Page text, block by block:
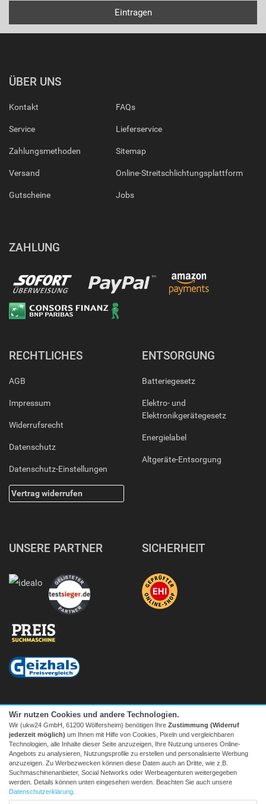
ÜBER UNS
Kontakt
Service
Zahlungsmethoden
Versand
Gutscheine
FAQs
Lieferservice
Sitemap
Online-Streitschlichtungsplattform
Jobs
ZAHLUNG
RECHTLICHES
AGB
Impressum
Widerrufsrecht
Datenschutz
Datenschutz-Einstellungen
Vertrag widerrufen
ENTSORGUNG
Batteriegesetz
Elektro- und
Elektronikgerätegesetz
Energielabel
Altgeräte-Entsorgung
UNSERE PARTNER SICHERHEIT
Facebook| twitter
Wir nutzen Cookies und andere Technologien.
Wir (ukw24 GmbH, 61200 Wölfersheim) benötigen Ihre Zustimmung (Widerruf
jederzeit möglich) um Ihnen mit Hilfe von Cookies, Pixeln und vergleichbaren
Technologien, alle Inhalte dieser Seite anzuzeigen, Ihre Nutzung unseres Online-
Angebots zu analysieren, Nutzungsprofile zu erstellen und personalisierte Werbung
anzuzeigen. Zu Werbezwecken können diese Daten auch an Dritte, wie z.B.
Suchmaschinenanbieter, Social Networks oder Werbeagenturen weitergegeben
werden. Details können unten eingesehen werden. Beachten Sie auch unsere
Datenschutzerklärung